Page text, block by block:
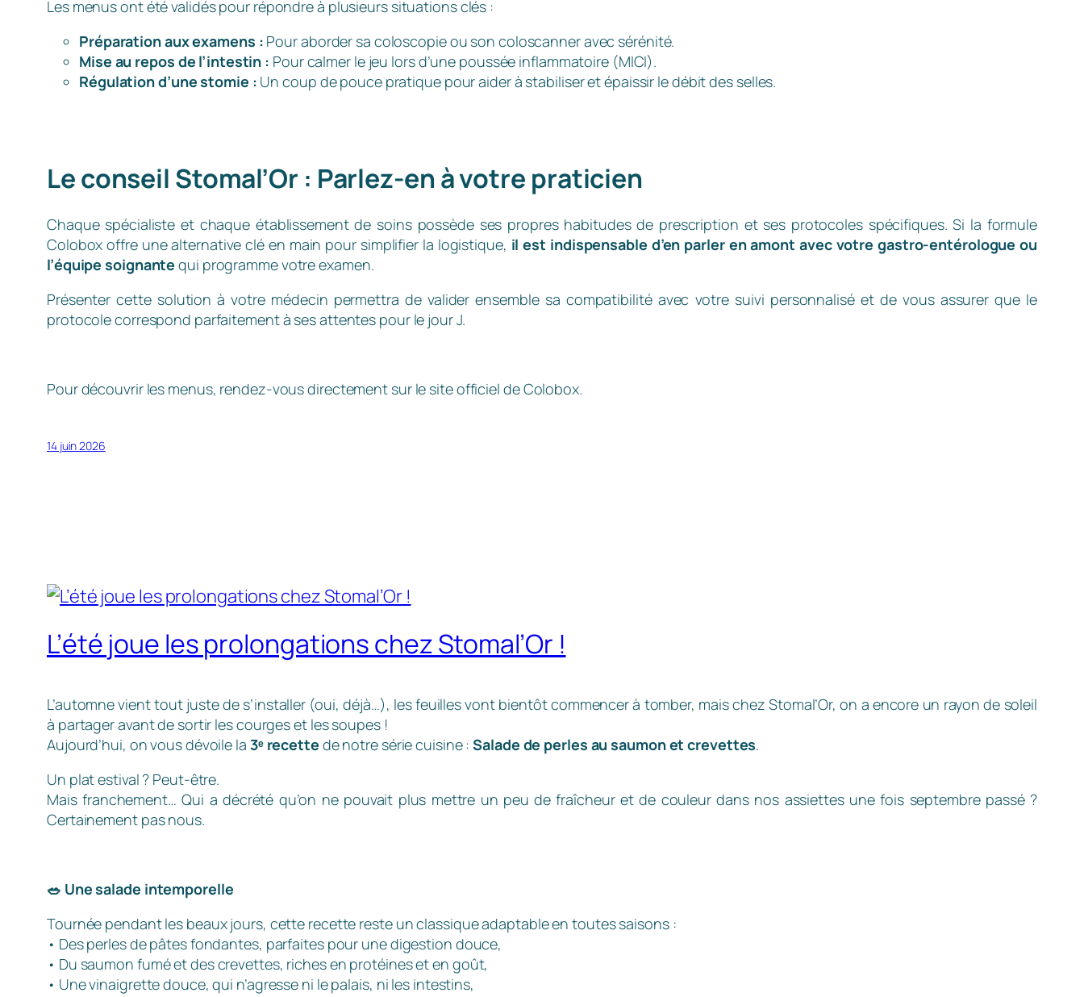
Les menus ont été validés pour répondre à plusieurs situations clés :
Préparation aux examens : Pour aborder sa coloscopie ou son coloscanner avec sérénité.
Mise au repos de l’intestin : Pour calmer le jeu lors d’une poussée inflammatoire (MICI).
Régulation d’une stomie : Un coup de pouce pratique pour aider à stabiliser et épaissir le débit des selles.
Le conseil Stomal’Or : Parlez-en à votre praticien
Chaque spécialiste et chaque établissement de soins possède ses propres habitudes de prescription et ses protocoles spécifiques. Si la formule
Colobox offre une alternative clé en main pour simplifier la logistique, il est indispensable d’en parler en amont avec votre gastro-entérologue ou
l’équipe soignante qui programme votre examen.
Présenter cette solution à votre médecin permettra de valider ensemble sa compatibilité avec votre suivi personnalisé et de vous assurer que le
protocole correspond parfaitement à ses attentes pour le jour J.
Pour découvrir les menus, rendez-vous directement sur le site officiel de Colobox.
14 juin 2026
L’été joue les prolongations chez Stomal’Or !
L’automne vient tout juste de s’installer (oui, déjà…), les feuilles vont bientôt commencer à tomber, mais chez Stomal’Or, on a encore un rayon de soleil
à partager avant de sortir les courges et les soupes !
Aujourd’hui, on vous dévoile la 3ᵉ recette de notre série cuisine :Salade de perles au saumon et crevettes.
Un plat estival ? Peut-être.
Mais franchement… Qui a décrété qu’on ne pouvait plus mettre un peu de fraîcheur et de couleur dans nos assiettes une fois septembre passé ?
Certainement pas nous.
🥗 Une salade intemporelle
Tournée pendant les beaux jours, cette recette reste un classique adaptable en toutes saisons :
• Des perles de pâtes fondantes, parfaites pour une digestion douce,
• Du saumon fumé et des crevettes, riches en protéines et en goût,
• Une vinaigrette douce, qui n’agresse ni le palais, ni les intestins,